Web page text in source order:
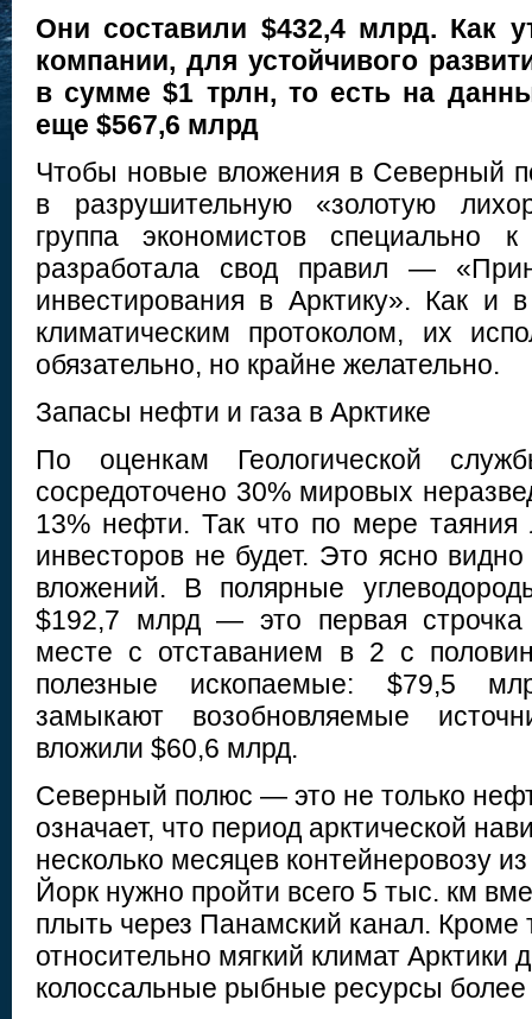
Они составили $432,4 млрд. Как
компании, для устойчивого
в сумме $1 трлн, то есть на
еще $567,6 млрд
Чтобы новые вложения в Северный
в разрушительную «золотую
группа экономистов специально
разработала свод правил —
инвестирования в Арктику». Как и
климатическим протоколом, их
обязательно, но крайне желательно.
Запасы нефти и газа в Арктике
По оценкам Геологической
сосредоточено 30% мировых
13% нефти. Так что по мере таяния
инвесторов не будет. Это ясно
вложений. В полярные
$192,7 млрд — это первая строчка
месте с отставанием в 2 с
полезные ископаемые: $79,5
замыкают возобновляемые
вложили $60,6 млрд.
Северный полюс — это не только
означает, что период арктической
несколько месяцев контейнеровозу
Йорк нужно пройти всего 5 тыс. км
плыть через Панамский канал. Кроме
относительно мягкий климат Арктики
колоссальные рыбные ресурсы